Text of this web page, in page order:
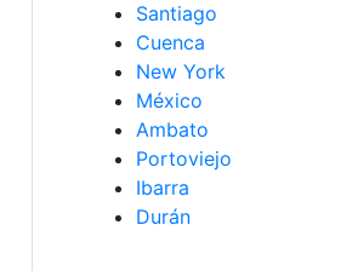
Santiago
Cuenca
New York
México
Ambato
Portoviejo
Ibarra
Durán